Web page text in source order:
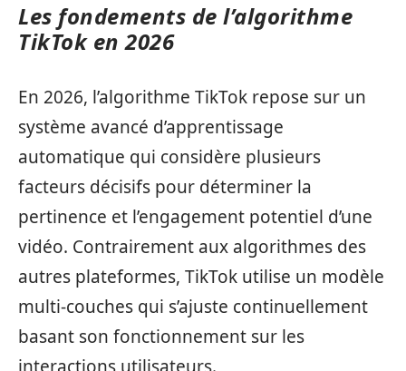
Les fondements de l’algorithme
TikTok en 2026
En 2026, l’algorithme TikTok repose sur un
système avancé d’apprentissage
automatique qui considère plusieurs
facteurs décisifs pour déterminer la
pertinence et l’engagement potentiel d’une
vidéo. Contrairement aux algorithmes des
autres plateformes, TikTok utilise un modèle
multi-couches qui s’ajuste continuellement
basant son fonctionnement sur les
interactions utilisateurs.